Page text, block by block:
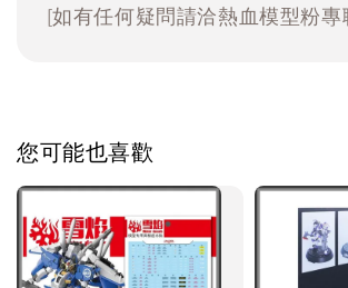
[如有任何疑問請洽熱血模型粉
您可能也喜歡